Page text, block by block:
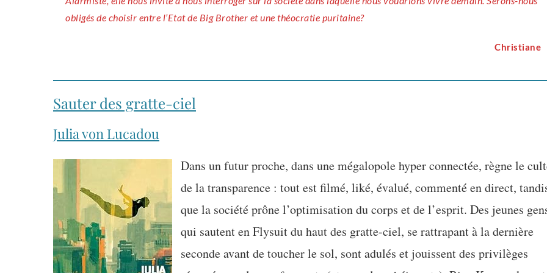
obligés de choisir entre l’Etat de Big Brother et une théocratie puritaine?
Christiane
Sauter des gratte-ciel
Julia von Lucadou
Dans un futur proche, dans une mégalopole hyper connectée, règne le
de la transparence : tout est filmé, liké, évalué, commenté en direct,
que la société prône l’optimisation du corps et de l’esprit. Des jeunes
qui sautent en Flysuit du haut des gratte-ciel, se rattrapant à la dernière
seconde avant de toucher le sol, sont adulés et jouissent des privilèges